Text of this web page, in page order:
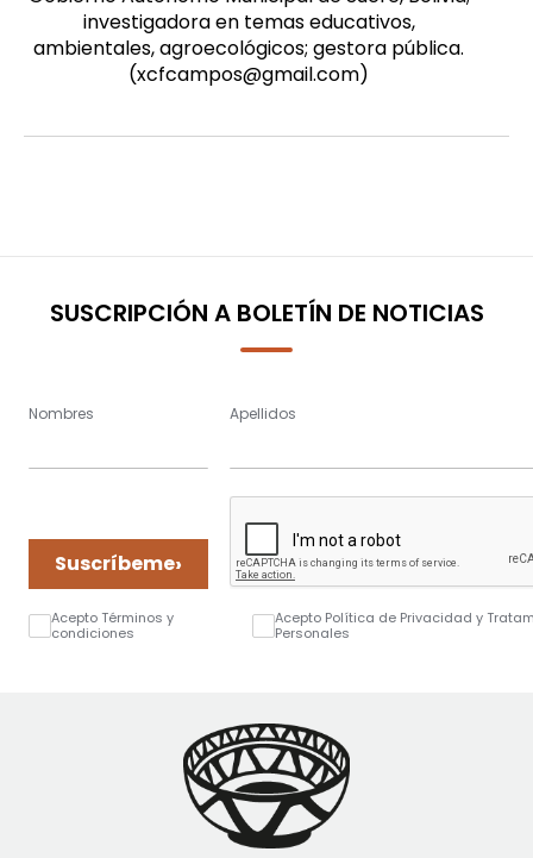
investigadora en temas educativos,
ambientales, agroecológicos; gestora pública.
(xcfcampos@gmail.com)
SUSCRIPCIÓN A BOLETÍN DE NOTICIAS
Nombres Apellidos
Suscríbeme›
Acepto Términos y
condiciones
Acepto Política de Privacidad y
Personales